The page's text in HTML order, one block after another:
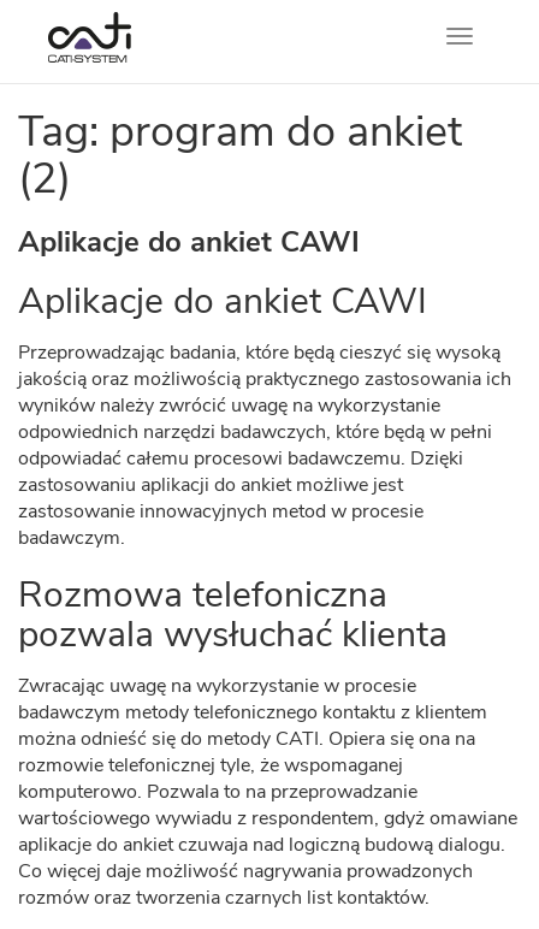
Tag: program do ankiet
(2)
Aplikacje do ankiet CAWI
Aplikacje do ankiet CAWI
Przeprowadzając badania, które będą cieszyć się wysoką
jakością oraz możliwością praktycznego zastosowania ich
wyników należy zwrócić uwagę na wykorzystanie
odpowiednich narzędzi badawczych, które będą w pełni
odpowiadać całemu procesowi badawczemu. Dzięki
zastosowaniu aplikacji do ankiet możliwe jest
zastosowanie innowacyjnych metod w procesie
badawczym.
Rozmowa telefoniczna
pozwala wysłuchać klienta
Zwracając uwagę na wykorzystanie w procesie
badawczym metody telefonicznego kontaktu z klientem
można odnieść się do metody CATI. Opiera się ona na
rozmowie telefonicznej tyle, że wspomaganej
komputerowo. Pozwala to na przeprowadzanie
wartościowego wywiadu z respondentem, gdyż omawiane
aplikacje do ankiet czuwaja nad logiczną budową dialogu.
Co więcej daje możliwość nagrywania prowadzonych
rozmów oraz tworzenia czarnych list kontaktów.